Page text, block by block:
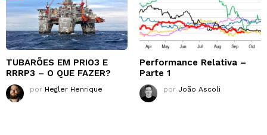
TUBARÕES EM PRIO3 E
RRRP3 – O QUE FAZER?
por Hegler Henrique
Performance Relativa –
Parte 1
por João Ascoli